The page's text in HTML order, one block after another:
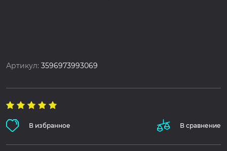
Артикул:3596973993069
В избранное В сравнение